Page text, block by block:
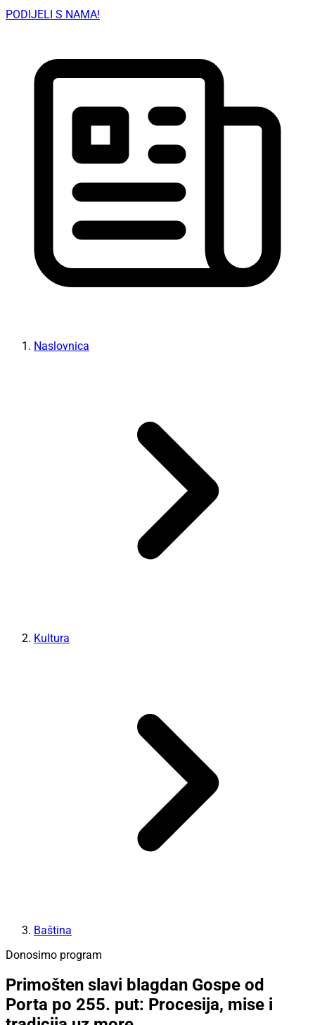
PODIJELI S NAMA!
Naslovnica
Kultura
Baština
Donosimo program
Primošten slavi blagdan Gospe od
Porta po 255. put: Procesija, mise i